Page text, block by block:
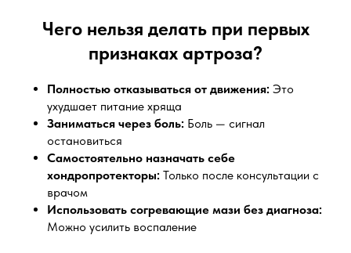
Чего нельзя делать при первых
признаках артроза?
Полностью отказываться от движения: Это
ухудшает питание хряща
Заниматься через боль: Боль — сигнал
остановиться
Самостоятельно назначать себе
хондропротекторы: Только после консультации с
врачом
Использовать согревающие мази без диагноза:
Можно усилить воспаление